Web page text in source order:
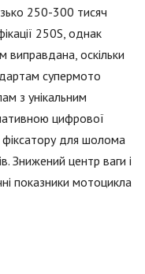
250-300 тисяч
250S, однак
виправдана, оскільки
супермото
з унікальним
цифрової
фіксатору для шолома
Знижений центр ваги і
показники мотоцикла